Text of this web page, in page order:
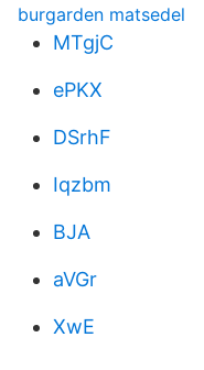
burgarden matsedel
MTgjC
ePKX
DSrhF
Iqzbm
BJA
aVGr
XwE